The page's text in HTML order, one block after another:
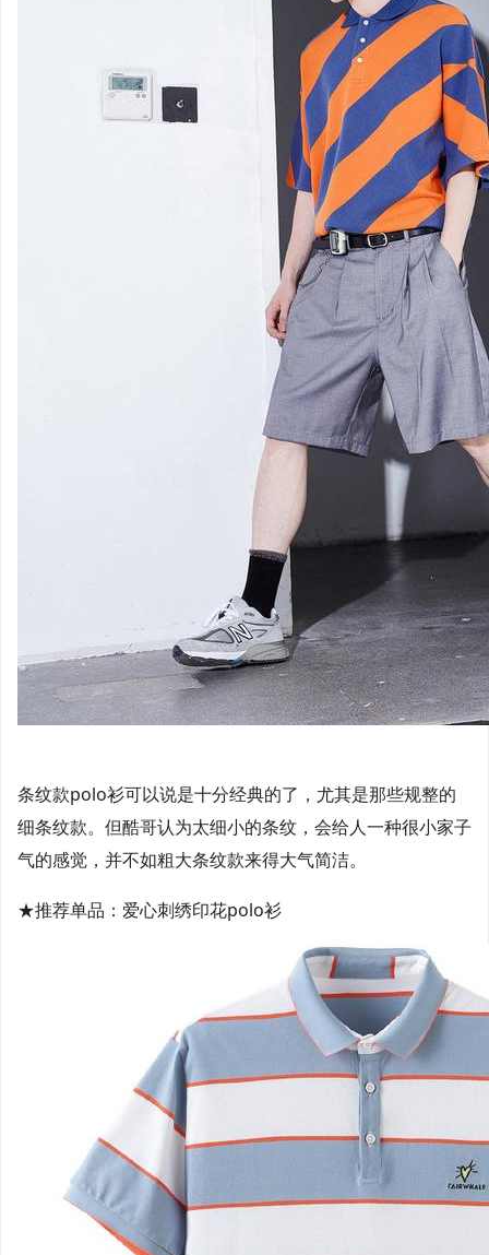
条纹款polo衫可以说是十分经典的了，尤其是那些规整的
细条纹款。但酷哥认为太细小的条纹，会给人一种很小家子
气的感觉，并不如粗大条纹款来得大气简洁。
★推荐单品：爱心刺绣印花polo衫